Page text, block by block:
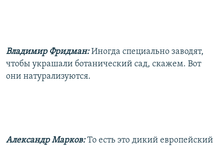
Владимир Фридман: Иногда специально заводят,
чтобы украшали ботанический сад, скажем. Вот
они натурализуются.
Александр Марков: То есть это дикий европейский